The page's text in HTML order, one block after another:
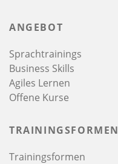
ANGEBOT
Sprachtrainings
Business Skills
Agiles Lernen
Offene Kurse
TRAININGSFORMEN
Trainingsformen